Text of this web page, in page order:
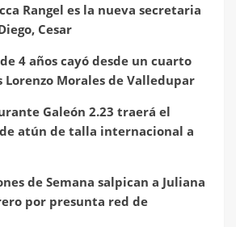
Rangel es la nueva secretaria
Cesar
4 años cayó desde un cuarto
Lorenzo Morales de Valledupar
Galeón 2.23 traerá el
atún de talla internacional a
de Semana salpican a Juliana
por presunta red de